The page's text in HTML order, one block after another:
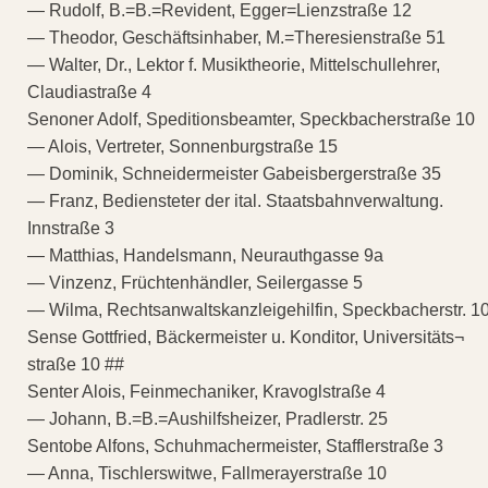
— Rudolf, B.=B.=Revident, Egger=Lienzstraße 12
— Theodor, Geschäftsinhaber, M.=Theresienstraße 51
— Walter, Dr., Lektor f. Musiktheorie, Mittelschullehrer,
Claudiastraße 4
Senoner Adolf, Speditionsbeamter, Speckbacherstraße 10
— Alois, Vertreter, Sonnenburgstraße 15
— Dominik, Schneidermeister Gabeisbergerstraße 35
— Franz, Bediensteter der ital. Staatsbahnverwaltung.
Innstraße 3
— Matthias, Handelsmann, Neurauthgasse 9a
— Vinzenz, Früchtenhändler, Seilergasse 5
— Wilma, Rechtsanwaltskanzleigehilfin, Speckbacherstr.
Sense Gottfried, Bäckermeister u. Konditor, Universitäts¬
straße 10 ##
Senter Alois, Feinmechaniker, Kravoglstraße 4
— Johann, B.=B.=Aushilfsheizer, Pradlerstr. 25
Sentobe Alfons, Schuhmachermeister, Stafflerstraße 3
— Anna, Tischlerswitwe, Fallmerayerstraße 10